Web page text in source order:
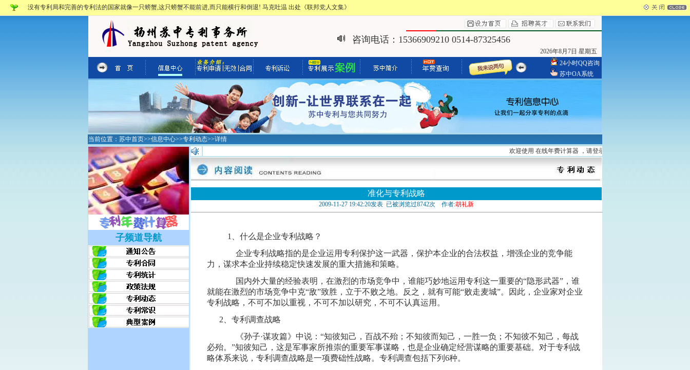
没有专利局和完善的专利法的国家就像一只螃蟹,这只螃蟹不能前进,而只能横行和倒退! 马克吐温 出处《联邦党人文集》
咨询电话：15366909210 0514-87325456
2026年8月7日 星期五
24小时QQ咨询
苏中OA系统
当前位置： 苏中首页>>信息中心>>专利动态>>详情
子频道导航
欢迎使用 在线年费计算器 ，请登录http://www.yzszzl.com/search/
准化与专利战略
2009-11-27 19:42:20发表 已被浏览过8742次 作者:胡礼新
1、什么是企业专利战略？
企业专利战略指的是企业运用专利保护这一武器，保护本企业的合法权益，增强企业的竞争能
力，谋求本企业持续稳定快速发展的重大措施和策略。
国内外大量的经验表明，在激烈的市场竞争中，谁能巧妙地运用专利这一重要的“隐形武器”，谁
就能在激烈的市场竞争中克“敌”致胜，立于不败之地。反之，就有可能“败走麦城”。因此，企业家对企业
专利战略，不可不加以重视，不可不加以研究，不可不认真运用。
2、专利调查战略
《孙子·谋攻篇》中说：“知彼知己，百战不殆；不知彼而知己，一胜一负；不知彼不知己，每战
必殆。”知彼知己，这是军事家所推崇的重要军事谋略，也是企业确定经营谋略的重要基础。对于专利战
略体系来说，专利调查战略是一项费础性战略。专利调查包括下列6种。